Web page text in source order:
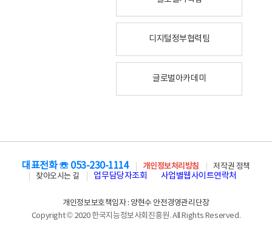
디지털정부협력팀
글로벌아카데미
대표전화 ☏ 053-230-1114 개인정보처리방침
저작권 정책
찾아오시는 길
업무담당자조회 사업별웹사이트연락처
개인정보보호책임자 : 양현수 안전경영관리단장
Copyright © 2020 한국지능정보사회진흥원. All Rights Reserved.